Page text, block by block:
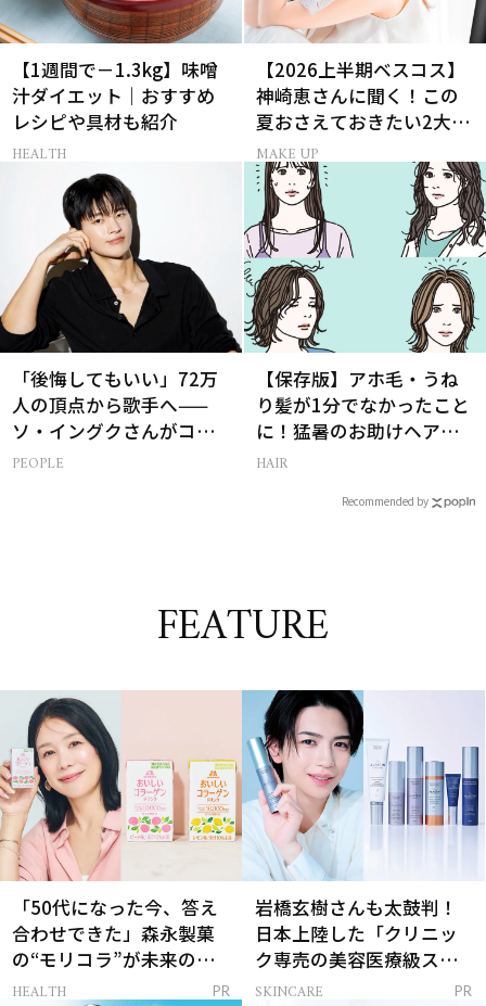
【1週間で－1.3kg】味噌
汁ダイエット｜おすすめ
レシピや具材も紹介
HEALTH
【2026上半期ベスコス】
神崎恵さんに聞く！この
夏おさえておきたい2大メ
イクトレンド
MAKE UP
「後悔してもいい」72万
人の頂点から歌手へ——
ソ・イングクさんがコツ
コツ頑張れる原動力とは
PEOPLE
【保存版】アホ毛・うね
り髪が1分でなかったこと
に！猛暑のお助けヘアア
イテム16選
HAIR
Recommended by
FEATURE
「50代になった今、答え
合わせできた」森永製菓
の“モリコラ”が未来のキ
レイを連れてくる！
HEALTH PR
岩橋玄樹さんも太鼓判！
日本上陸した「クリニッ
ク専売の美容医療級スキ
ンケア」
SKINCARE PR